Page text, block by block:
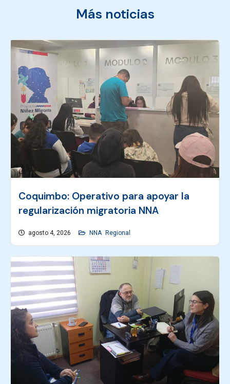
Más noticias
Coquimbo: Operativo para apoyar la
regularización migratoria NNA
agosto 4, 2026 NNA Regional